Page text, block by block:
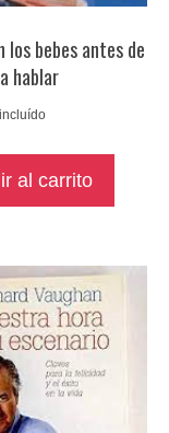
los bebes antes de
hablar
incluído
al carrito